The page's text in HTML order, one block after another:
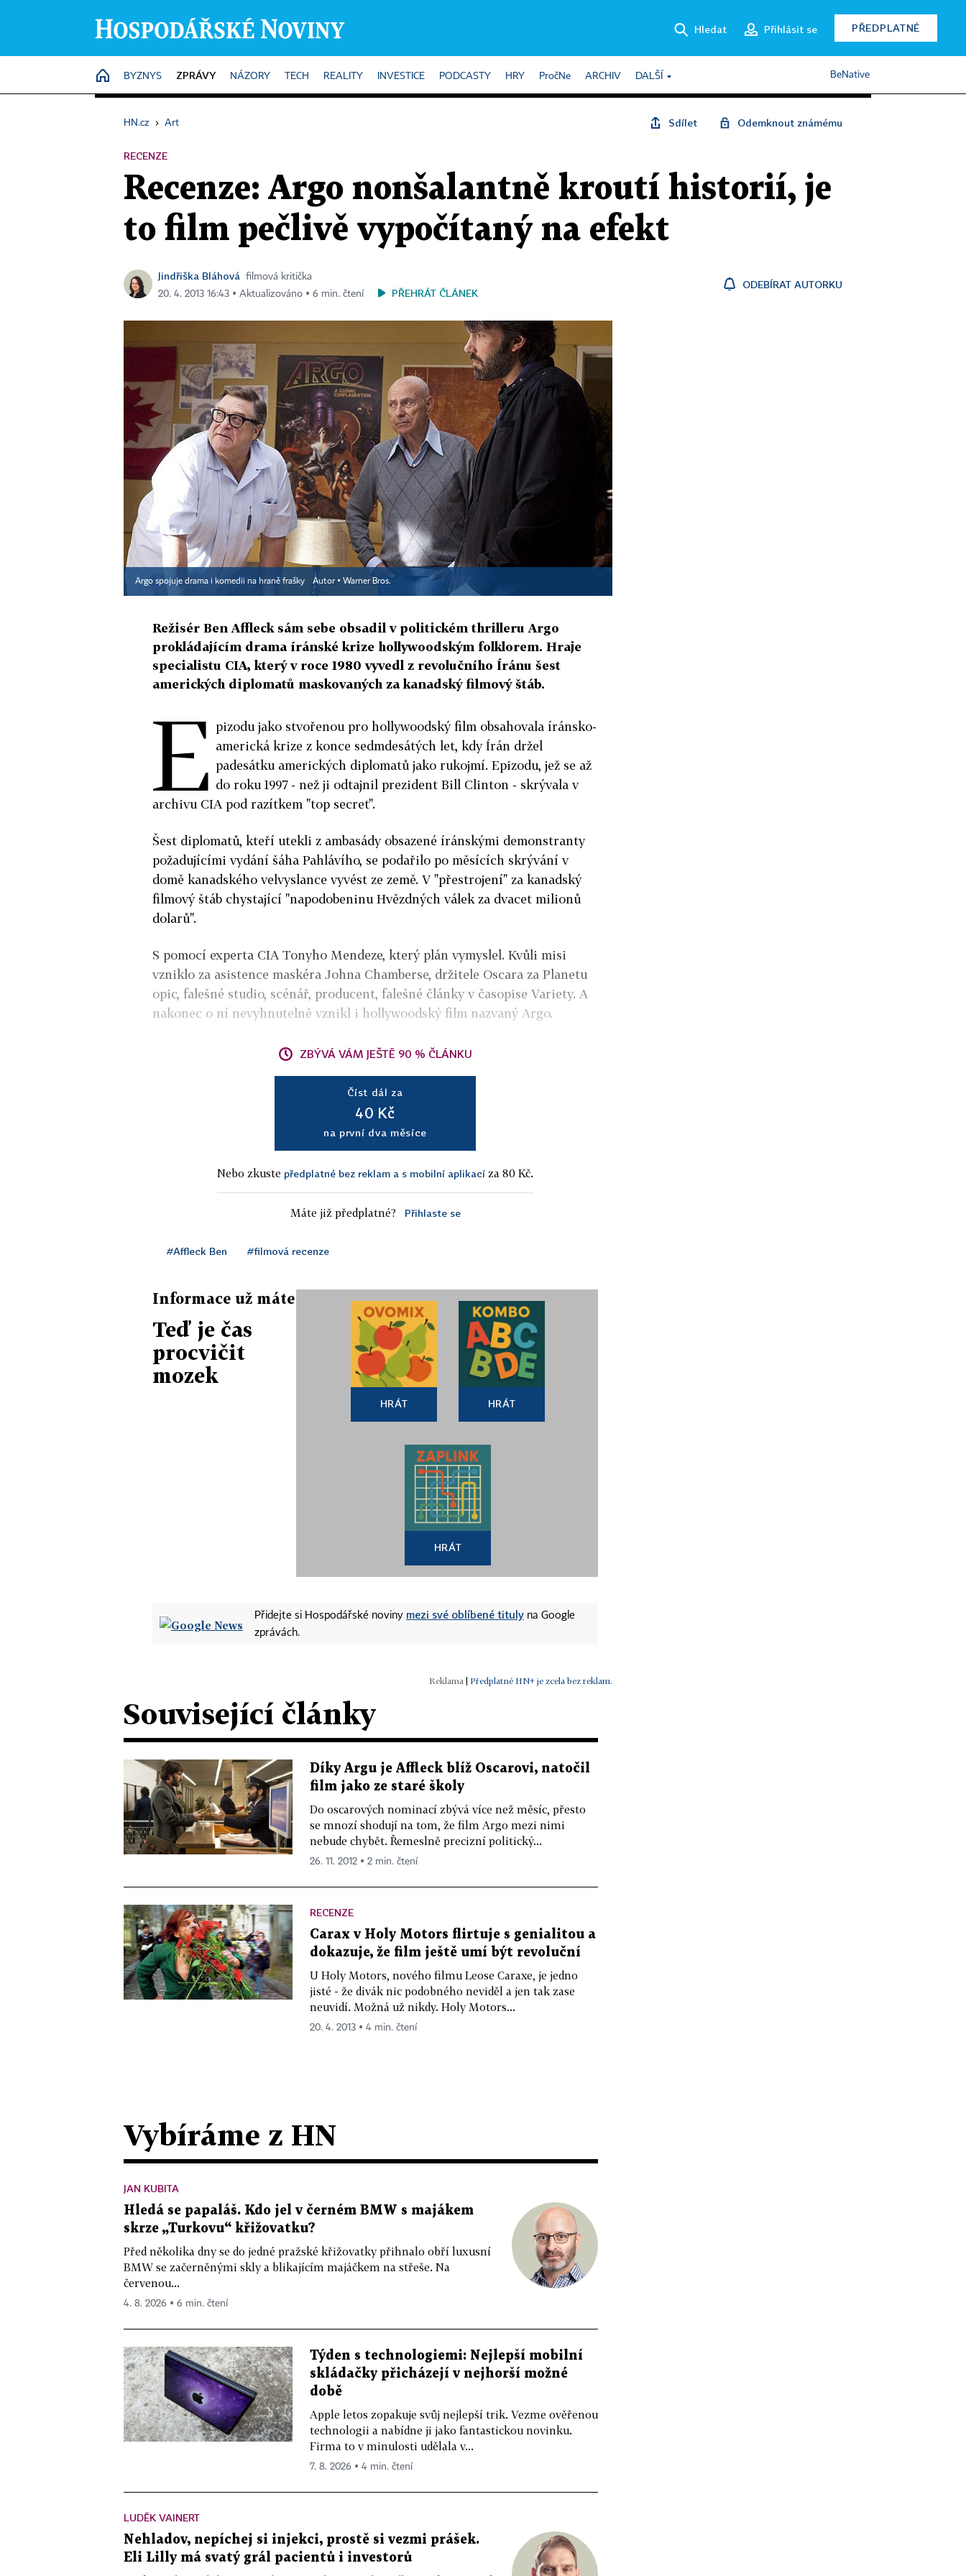
Hledat Přihlásit se PŘEDPLATNÉ
HOME
BYZNYS ZPRÁVY NÁZORY TECH REALITY INVESTICE PODCASTY HRY PročNe ARCHIV DALŠÍ BeNative
HN.cz › Art Sdílet Odemknout známému
RECENZE
Recenze: Argo nonšalantně kroutí historií, je
to film pečlivě vypočítaný na efekt
Jindřiška Bláhová
filmová kritička
20. 4. 2013 16:43 ▪ Aktualizováno ▪ 6 min. čtení
PŘEHRÁT ČLÁNEK
ODEBÍRAT AUTORKU
Argo spojuje drama i komedii na hraně frašky Autor ▪ Warner Bros.
Režisér Ben Affleck sám sebe obsadil v politickém thrilleru Argo
prokládajícím drama íránské krize hollywoodským folklorem. Hraje
specialistu CIA, který v roce 1980 vyvedl z revolučního Íránu šest
amerických diplomatů maskovaných za kanadský filmový štáb.
E pizodu jako stvořenou pro hollywoodský film obsahovala íránsko-
americká krize z konce sedmdesátých let, kdy Írán držel
padesátku amerických diplomatů jako rukojmí. Epizodu, jež se až
do roku 1997 - než ji odtajnil prezident Bill Clinton - skrývala v
archivu CIA pod razítkem "top secret".
Šest diplomatů, kteří utekli z ambasády obsazené íránskými demonstranty
požadujícími vydání šáha Pahlávího, se podařilo po měsících skrývání v
domě kanadského velvyslance vyvést ze země. V "přestrojení" za kanadský
filmový štáb chystající "napodobeninu Hvězdných válek za dvacet milionů
dolarů".
S pomocí experta CIA Tonyho Mendeze, který plán vymyslel. Kvůli misi
vzniklo za asistence maskéra Johna Chamberse, držitele Oscara za Planetu
opic, falešné studio, scénář, producent, falešné články v časopise Variety. A
nakonec o ní nevyhnutelně vznikl i hollywoodský film nazvaný Argo.
ZBÝVÁ VÁM JEŠTĚ 90 % ČLÁNKU
Číst dál za
40 Kč
na první dva měsíce
Nebo zkuste předplatné bez reklam a s mobilní aplikací za 80 Kč.
Máte již předplatné? Přihlaste se
#Affleck Ben #filmová recenze
Informace už máte
Teď je čas
procvičit
mozek
HRÁT HRÁT
HRÁT
Přidejte si Hospodářské noviny mezi své oblíbené tituly na Google
zprávách.
| Předplatné HN+ je zcela bez reklam.
Související články
Díky Argu je Affleck blíž Oscarovi, natočil
film jako ze staré školy
Do oscarových nominací zbývá více než měsíc, přesto
se mnozí shodují na tom, že film Argo mezi nimi
nebude chybět. Řemeslně precizní politický...
26. 11. 2012 ▪ 2 min. čtení
RECENZE
Carax v Holy Motors flirtuje s genialitou a
dokazuje, že film ještě umí být revoluční
U Holy Motors, nového filmu Leose Caraxe, je jedno
jisté - že divák nic podobného neviděl a jen tak zase
neuvidí. Možná už nikdy. Holy Motors...
20. 4. 2013 ▪ 4 min. čtení
Vybíráme z HN
JAN KUBITA
Hledá se papaláš. Kdo jel v černém BMW s majákem
skrze „Turkovu“ křižovatku?
Před několika dny se do jedné pražské křižovatky přihnalo obří luxusní
BMW se začerněnými skly a blikajícím majáčkem na střeše. Na
červenou...
4. 8. 2026 ▪ 6 min. čtení
Týden s technologiemi: Nejlepší mobilní
skládačky přicházejí v nejhorší možné
době
Apple letos zopakuje svůj nejlepší trik. Vezme ověřenou
technologii a nabídne ji jako fantastickou novinku.
Firma to v minulosti udělala v...
7. 8. 2026 ▪ 4 min. čtení
LUDĚK VAINERT
Nehladov, nepíchej si injekci, prostě si vezmi prášek.
Eli Lilly má svatý grál pacientů i investorů